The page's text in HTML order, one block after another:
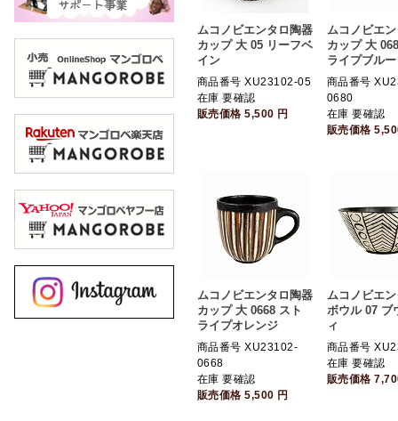
ムコノビエンタロ陶器
カップ 大 05 リーフベ
イン
商品番号 XU23102-05
在庫 要確認
販売価格5,500 円
ムコノビエ
カップ 大
ライプブルー
商品番号
0680
在庫 要確認
販売価格
ムコノビエンタロ陶器
カップ 大 0668 スト
ライプオレンジ
商品番号 XU23102-
0668
在庫 要確認
販売価格5,500 円
ムコノビエ
ボウル 07 ブ
ィ
商品番号
在庫 要確認
販売価格